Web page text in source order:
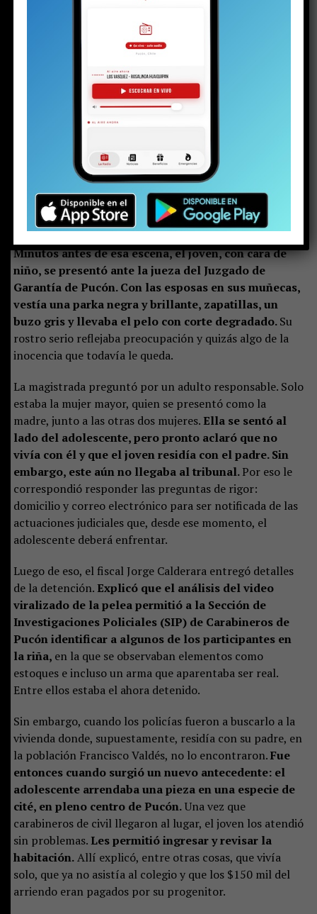
parte del enojo aumenta cuando un hombre llega a
Ambos son los progenitores del
años detenido el martescon un arma y drogas, en el
contexto de la investigación por la
viralizada hace algunas semanas. La audiencia de control
de detención en el juzgado de calle Arauco ya había
terminado. El padre llegó tarde. Al parecer, una vez más.
Pero en la justicia hay poco espacio para las emociones.
Minutos antes de esa escena, el joven, con cara de
niño, se presentó ante la jueza del Juzgado de
Garantía de Pucón. Con las esposas en sus muñecas,
vestía una parka negra y brillante, zapatillas, un
buzo gris y llevaba el pelo con corte degradado.Su
rostro serio reflejaba preocupación y quizás algo de la
inocencia que todavía le queda.
La magistrada preguntó por un adulto responsable. Solo
estaba la mujer mayor, quien se presentó como la
madre, junto a las otras dos mujeres. Ella se sentó al
lado del adolescente, pero pronto aclaró que no
vivía con él y que el joven residía con el padre. Sin
embargo, este aún no llegaba al tribunal.Por eso le
correspondió responder las preguntas de rigor:
domicilio y correo electrónico para ser notificada de las
actuaciones judiciales que, desde ese momento, el
adolescente deberá enfrentar.
Luego de eso, el fiscal Jorge Calderara entregó detalles
de la detención. Explicó que el análisis del video
viralizado de la pelea permitió a la Sección de
Investigaciones Policiales (SIP) de Carabineros de
Pucón identificar a algunos de los participantes en
la riña, en la que se observaban elementos como
estoques e incluso un arma que aparentaba ser real.
Entre ellos estaba el ahora detenido.
Sin embargo, cuando los policías fueron a buscarlo a la
vivienda donde, supuestamente, residía con su padre, en
la población Francisco Valdés, no lo encontraron.Fue
entonces cuando surgió un nuevo antecedente: el
adolescente arrendaba una pieza en una especie de
cité, en pleno centro de Pucón.Una vez que
carabineros de civil llegaron al lugar, el joven los atendió
sin problemas. Les permitió ingresar y revisar la
habitación.Allí explicó, entre otras cosas, que vivía
solo, que ya no asistía al colegio y que los $150 mil del
arriendo eran pagados por su progenitor.